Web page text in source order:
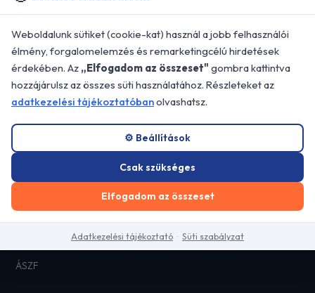
Weboldalunk sütiket (cookie-kat) használ a jobb felhasználói
élmény, forgalomelemzés és remarketingcélú hirdetések
érdekében. Az „Elfogadom az összeset" gombra kattintva
hozzájárulsz az összes süti használatához. Részleteket az
adatkezelési tájékoztatóbanolvashatsz.
⚙️ Beállítások
Csak szükséges
Elfogadom az összeset
Adatkezelési tájékoztató · Süti szabályzat
KALMAKOMFORT KFT.
Professzionális árnyékolástechnikai
területén.
📍 2310 Szigetszentmiklós, Dorottya u.
26/B
Főoldal
Referenciák
Kapcsolat
Adatkezelési tájékoztató
ÁSZF